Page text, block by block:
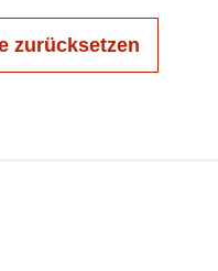
zurücksetzen